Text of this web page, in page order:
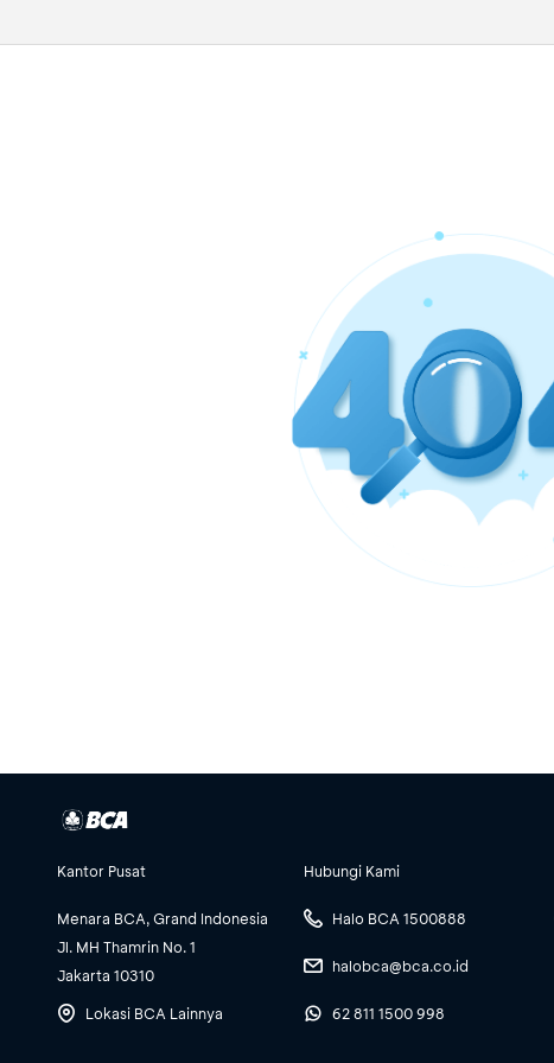
Kantor Pusat
Menara BCA, Grand Indonesia
Jl. MH Thamrin No. 1
Jakarta 10310
Lokasi BCA Lainnya
Hubungi Kami
Halo BCA 1500888
halobca@bca.co.id
62 811 1500 998